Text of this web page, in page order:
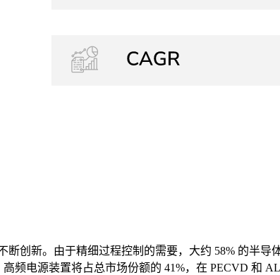
创新。由于精细过程控制的需要，大约 58% 的半
频电源装置将占总市场份额的 41%，在 PECVD 和